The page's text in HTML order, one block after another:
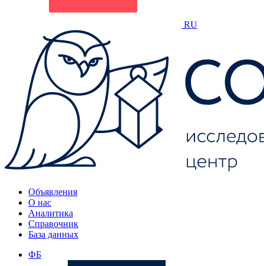
RU
Объявления
О нас
Аналитика
Справочник
База данных
ФБ